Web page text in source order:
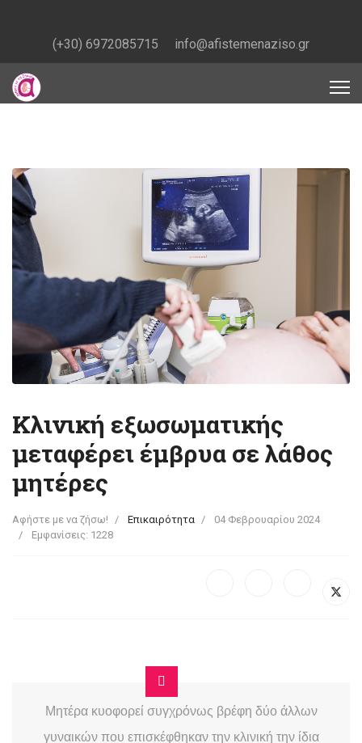
(+30) 6972085715 info@afistemenaziso.gr
Κλινική εξωσωματικής
μεταφέρει έμβρυα σε λάθος
μητέρες
Αφήστε με να ζήσω! Επικαιρότητα
04 Φεβρουαρίου 2024
Εμφανίσεις: 1228
Μητέρα κυοφορεί συγχρόνως βρέφη δύο άλλων
γυναικών που επισκέφθηκαν την κλινική την ίδια